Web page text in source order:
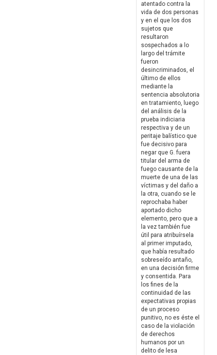
atentado contra la
vida de dos personas
y en el que los dos
sujetos que
resultaron
sospechados a lo
largo del trámite
fueron
desincriminados, el
último de ellos
mediante la
sentencia absolutoria
en tratamiento, luego
del análisis de la
prueba indiciaria
respectiva y de un
peritaje balístico que
fue decisivo para
negar que G. fuera
titular del arma de
fuego causante de la
muerte de una de las
víctimas y del daño a
la otra, cuando se le
reprochaba haber
aportado dicho
elemento, pero que a
la vez también fue
útil para atribuírsela
al primer imputado,
que había resultado
sobreseído antaño,
en una decisión firme
y consentida. Para
los fines de la
continuidad de las
expectativas propias
de un proceso
punitivo, no es éste el
caso de la violación
de derechos
humanos por un
delito de lesa